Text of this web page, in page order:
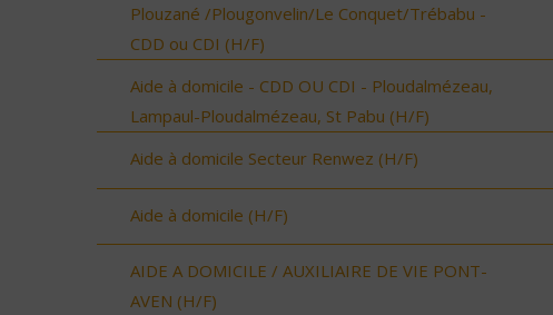
Plouzané /Plougonvelin/Le Conquet/Trébabu -
CDD ou CDI (H/F)
Aide à domicile - CDD OU CDI - Ploudalmézeau,
Lampaul-Ploudalmézeau, St Pabu (H/F)
Aide à domicile Secteur Renwez (H/F)
Aide à domicile (H/F)
AIDE A DOMICILE / AUXILIAIRE DE VIE PONT-
AVEN (H/F)